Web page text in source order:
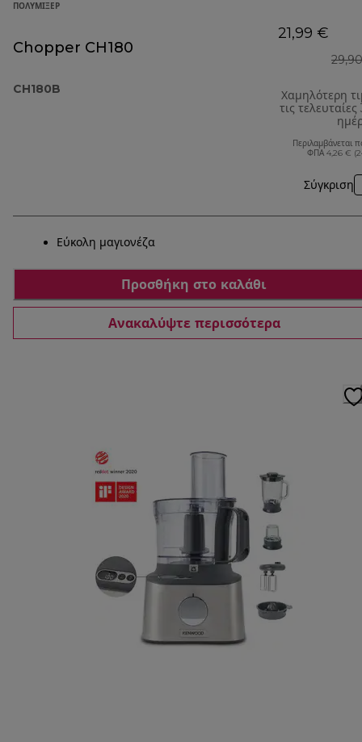
ΠΟΛΥΜΊΞΕΡ
Chopper CH180
CH180B
21,99 €
Χαμηλότερη
τις
Περιλαμβάνεται
ΦΠΑ 4,26 €
Σύγκριση
Εύκολη μαγιονέζα
Προσθήκη στο καλάθι
Ανακαλύψτε περισσότερα